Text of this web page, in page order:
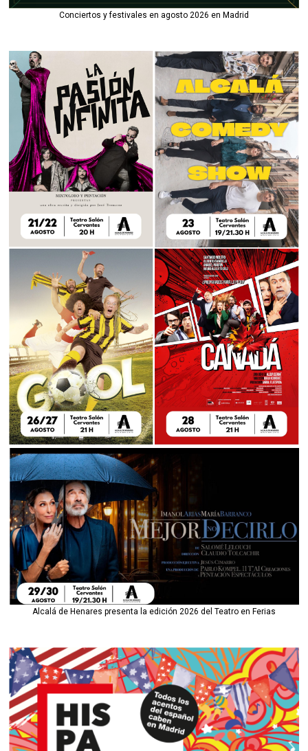
Conciertos y festivales en agosto 2026 en Madrid
Alcalá de Henares presenta la edición 2026 del Teatro en Ferias